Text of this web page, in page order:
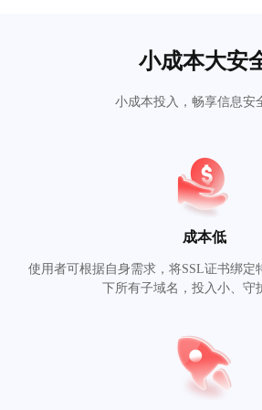
小成本大安
小成本投入，畅享信息安
成本低
使用者可根据自身需求，将SSL证书绑定
下所有子域名，投入小、守